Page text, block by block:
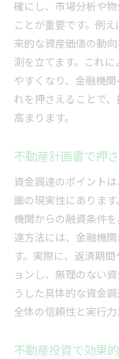
ツ
確にし、市場分析や
ことが重要です。例
来的な資産価値の動
測を立てます。これ
やすくなり、金融機
れを押さえることで
高まります。
不動産計画書で押
資金調達のポイント
画の現実性にありま
機関からの融資条件
達方法には、金融機
す。実際に、返済期
ョンし、無理のない
うした具体的な資金
全体の信頼性と実行力
不動産投資で効果